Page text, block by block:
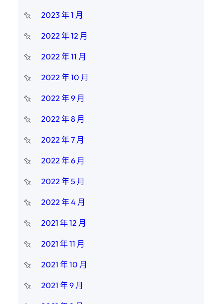
2023 年 1 月
2022 年 12 月
2022 年 11 月
2022 年 10 月
2022 年 9 月
2022 年 8 月
2022 年 7 月
2022 年 6 月
2022 年 5 月
2022 年 4 月
2021 年 12 月
2021 年 11 月
2021 年 10 月
2021 年 9 月